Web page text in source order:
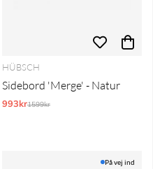
HÜBSCH
Sidebord 'Merge' - Natur
993krNormalpris:
1599kr
På vej ind